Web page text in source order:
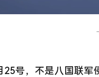
25号，不是八国联军